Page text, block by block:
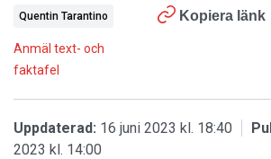
Kopiera länk
Quentin Tarantino
Anmäl text- och
faktafel
Uppdaterad: 16 juni 2023 kl. 18:40
2023 kl. 14:00